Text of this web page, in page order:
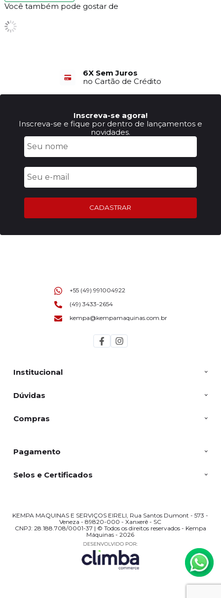
Você também pode gostar de
6X Sem Juros
no Cartão de Crédito
Inscreva-se agora!
Inscreva-se e fique por dentro de lançamentos e
novidades.
CADASTRAR
Institucional
Dúvidas
Compras
+55 (49) 991004922
(49) 3433-2654
kempa@kempamaquinas.com.br
Pagamento
Selos e Certificados
KEMPA MAQUINAS E SERVIÇOS EIRELI, Rua Santos Dumont - 573 -
Veneza - 89820-000 - Xanxerê - SC
CNPJ: 28.188.708/0001-37 | © Todos os direitos reservados - Kempa
Máquinas - 2026